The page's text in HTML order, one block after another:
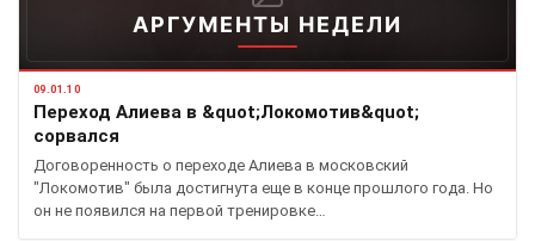
АРГУМЕНТЫ НЕДЕЛИ
09.01.10
Переход Алиева в &quot;Локомотив&quot;
сорвался
Договоренность о переходе Алиева в московский
"Локомотив" была достигнута еще в конце прошлого года. Но
он не появился на первой тренировке…